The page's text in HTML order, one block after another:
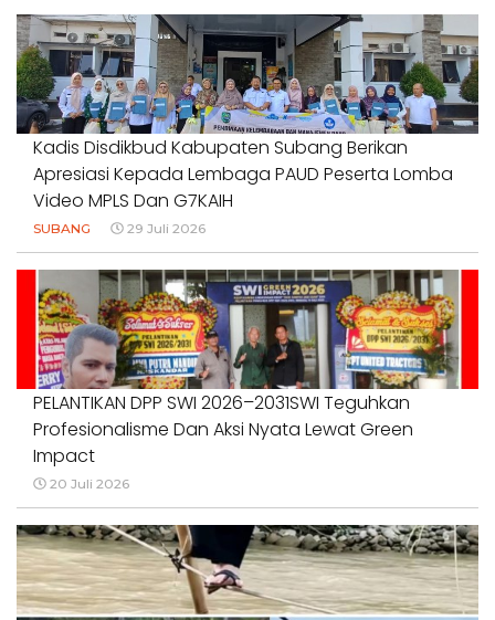
#PENDIDIKANWARTAWAN #SWINASIONAL #SWIJABAR
1 Agustus 2026
Kadis Disdikbud Kabupaten Subang Berikan
Apresiasi Kepada Lembaga PAUD Peserta Lomba
Video MPLS Dan G7KAIH
SUBANG 29 Juli 2026
PELANTIKAN DPP SWI 2026–2031SWI Teguhkan
Profesionalisme Dan Aksi Nyata Lewat Green
Impact
20 Juli 2026